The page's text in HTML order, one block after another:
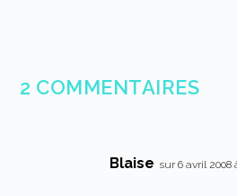
2 COMMENTAIRES
Blaise sur 6 avril 2008